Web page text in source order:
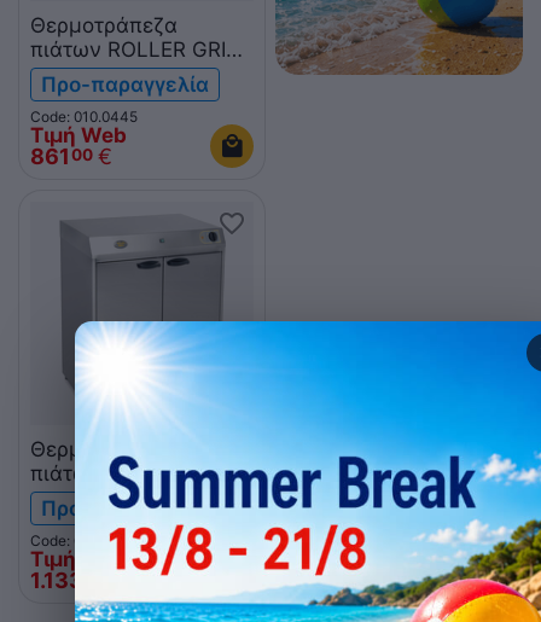
Θερμοτράπεζα
πιάτων ROLLER GRILL
HVC 60 GN
Προ-παραγγελία
Code: 010.0445
Τιμή Web
86100 €
Θερμοτράπεζα
πιάτων διπλή ROLLER
GRILL HVC 120 GN
Προ-παραγγελία
Code: 010.1101
Τιμή Web
1.133